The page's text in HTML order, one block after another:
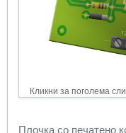
Кликни за поголема
Плочка со печатено